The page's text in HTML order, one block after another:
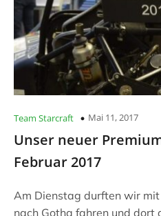
Team Starcraft Mai 11, 2017
Unser neuer
Februar 2017
Am Dienstag durften wir mit
nach Gotha fahren und dort